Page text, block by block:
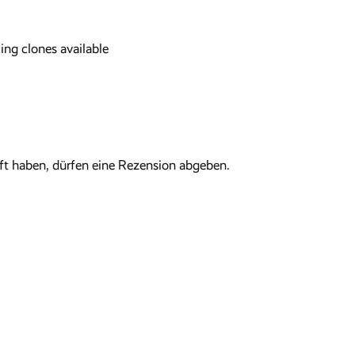
clones available
haben, dürfen eine Rezension abgeben.